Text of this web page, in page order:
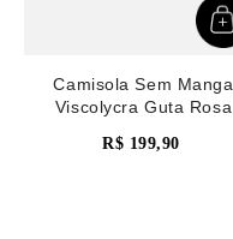
Camisola Sem Manga
Viscolycra Guta Rosa
R$ 199,90